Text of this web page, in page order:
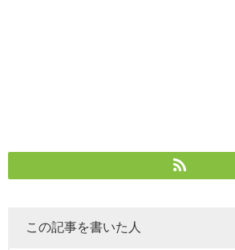
この記事を書いた人